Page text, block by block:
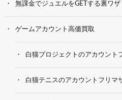
無課金でジュエルをGETする裏ワザ
ゲームアカウント高価買取
白猫プロジェクトのアカウント
白猫テニスのアカウントフリマ